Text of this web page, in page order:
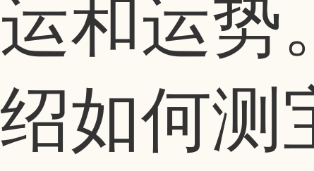
运和运势
绍如何测